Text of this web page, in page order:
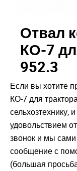
Отвал
КО-7
952.3
Если вы хотите
КО-7 для
сельхозтехнику,
удовольствием
звонок и мы
сообщение с
(большая